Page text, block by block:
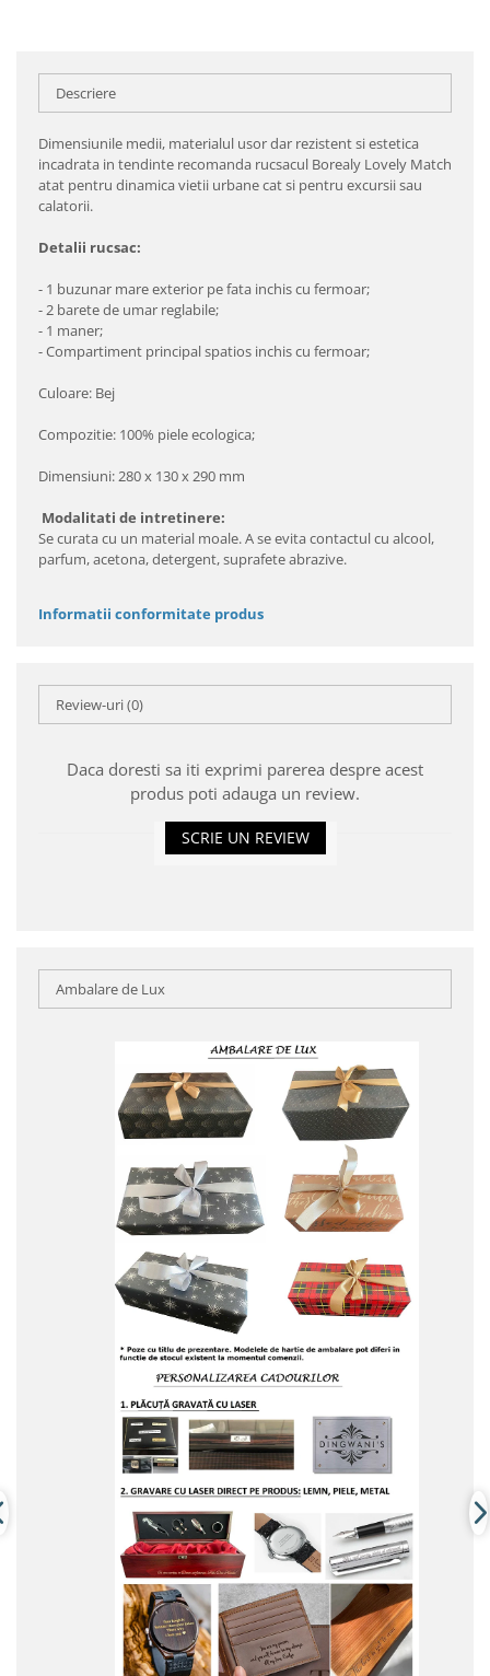
Descriere
Dimensiunile medii, materialul usor dar rezistent si estetica
incadrata in tendinte recomanda rucsacul Borealy Lovely Match
atat pentru dinamica vietii urbane cat si pentru excursii sau
calatorii.
Detalii rucsac:
- 1 buzunar mare exterior pe fata inchis cu fermoar;
- 2 barete de umar reglabile;
- 1 maner;
- Compartiment principal spatios inchis cu fermoar;
Culoare: Bej
Compozitie: 100% piele ecologica;
Dimensiuni: 280 x 130 x 290 mm
Modalitati de intretinere:
Se curata cu un material moale. A se evita contactul cu alcool,
parfum, acetona, detergent, suprafete abrazive.
Informatii conformitate produs
Review-uri(0)
Daca doresti sa iti exprimi parerea despre acest
produs poti adauga un review.
SCRIE UN REVIEW
Ambalare de Lux